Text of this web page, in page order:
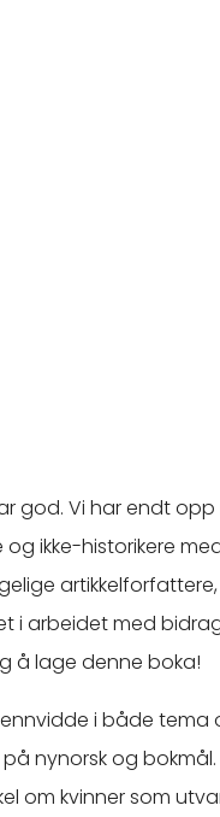
god. Vi har endt
ikke-historikere
i arbeidet med
å lage denne boka!
i både tema
nynorsk og
om kvinner som